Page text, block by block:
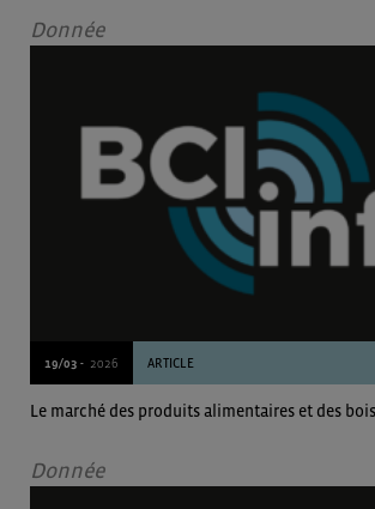
Donnée
19/03 - 2026 ARTICLE
Le marché des produits alimentaires et des
Donnée